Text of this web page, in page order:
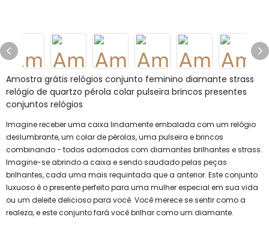
Amostra grátis relógios conjunto feminino diamante strass
relógio de quartzo pérola colar pulseira brincos presentes
conjuntos relógios
Imagine receber uma caixa lindamente embalada com um relógio
deslumbrante, um colar de pérolas, uma pulseira e brincos
combinando - todos adornados com diamantes brilhantes e strass.
Imagine-se abrindo a caixa e sendo saudado pelas peças
brilhantes, cada uma mais requintada que a anterior. Este conjunto
luxuoso é o presente perfeito para uma mulher especial em sua vida
ou um deleite delicioso para você. Você merece se sentir como a
realeza, e este conjunto fará você brilhar como um diamante.